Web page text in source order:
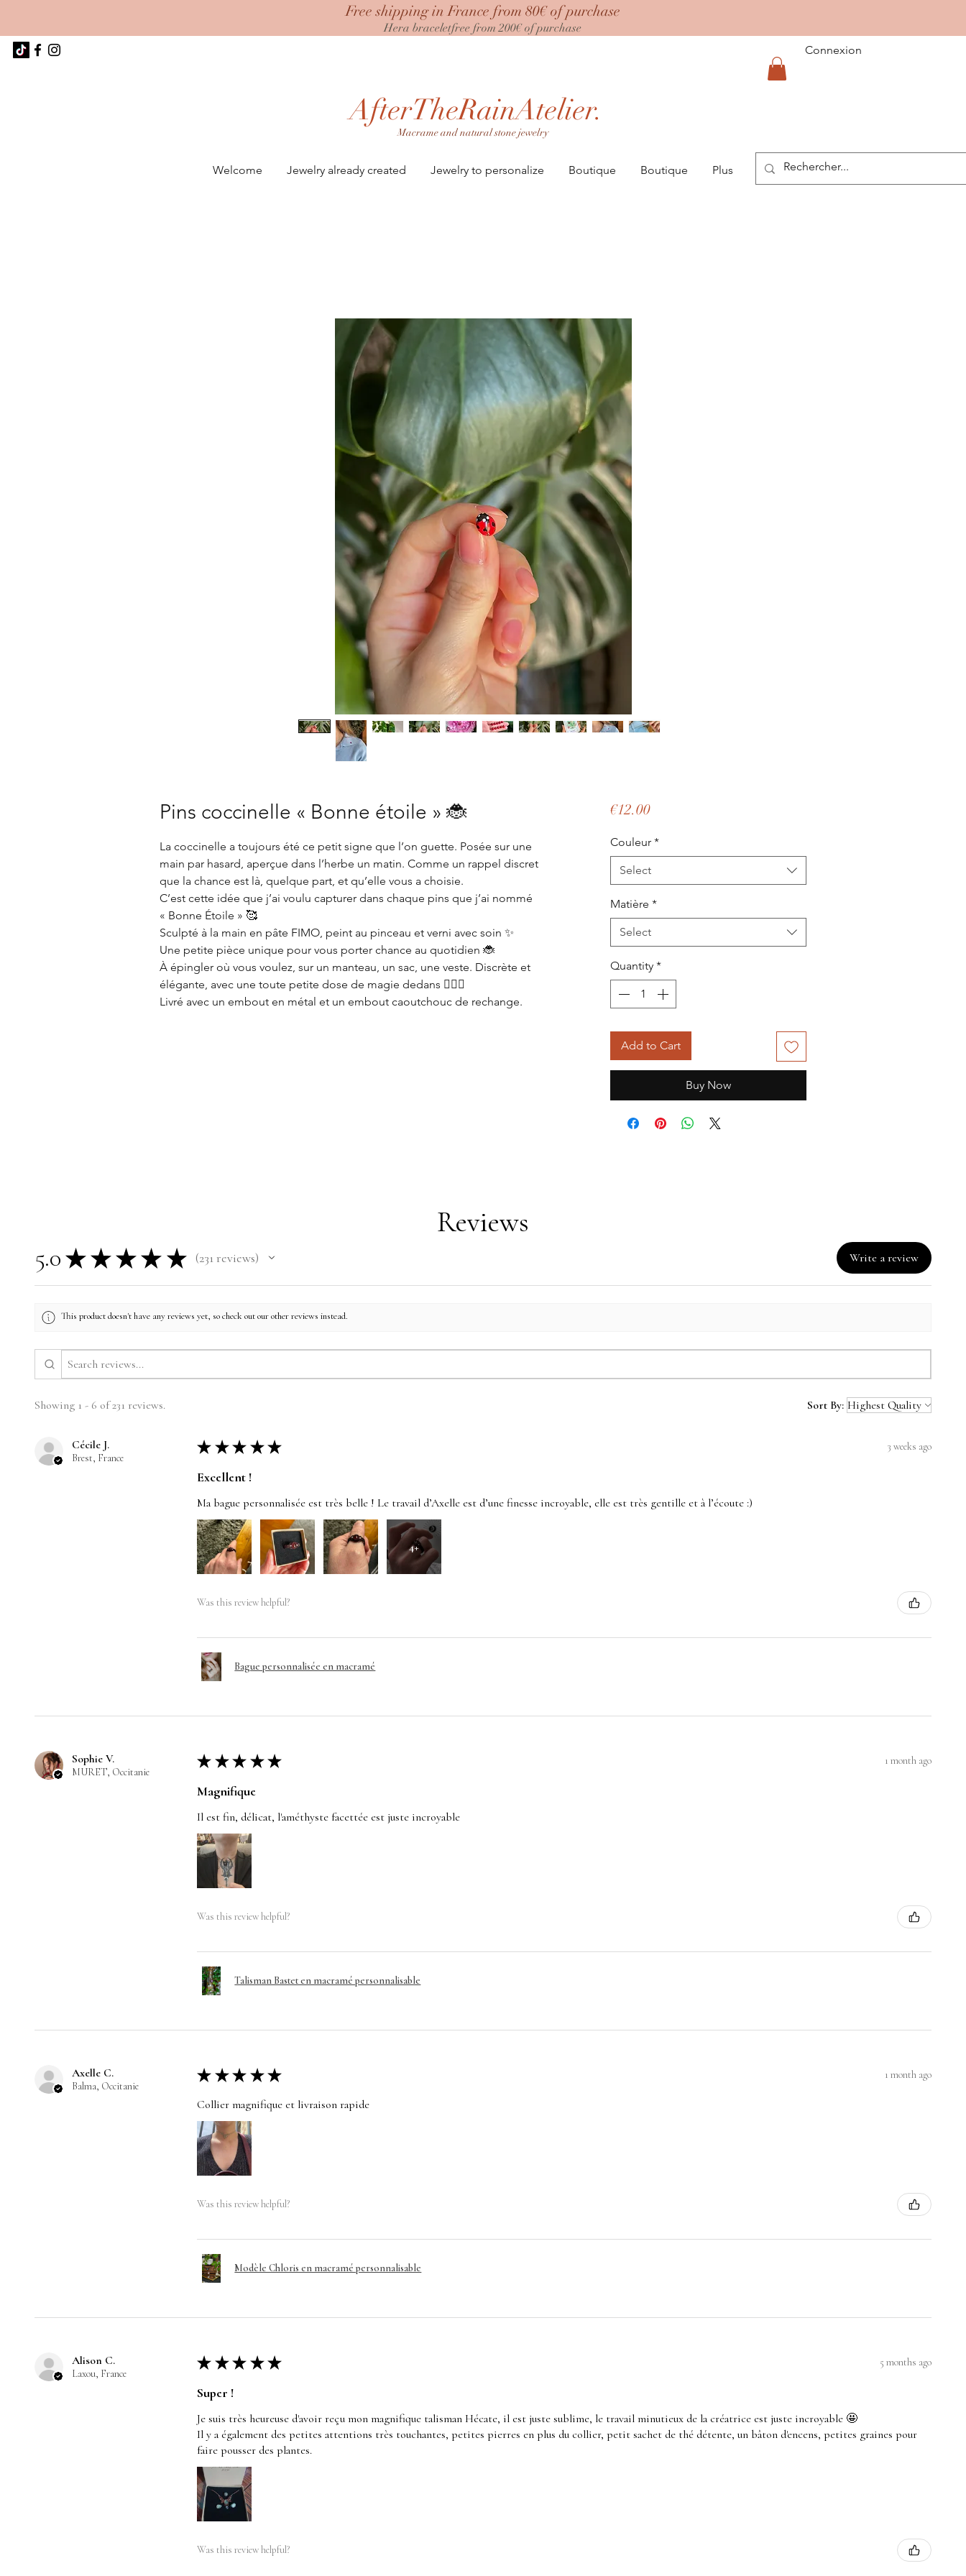
Connexion
Free shipping in France from 80€ of purchase
Hera braceletfree from 200€ of purchase
AfterTheRainAtelier.
Macrame and natural stone jewelry
Welcome Jewelry already created Jewelry to personalize Boutique Boutique Plus
Pins coccinelle « Bonne étoile » 🐞
La coccinelle a toujours été ce petit signe que l’on guette. Posée sur une
main par hasard, aperçue dans l’herbe un matin. Comme un rappel discret
que la chance est là, quelque part, et qu’elle vous a choisie.
C’est cette idée que j’ai voulu capturer dans chaque pins que j’ai nommé
« Bonne Étoile » 🥰
Sculpté à la main en pâte FIMO, peint au pinceau et verni avec soin ✨
Une petite pièce unique pour vous porter chance au quotidien 🐞
À épingler où vous voulez, sur un manteau, un sac, une veste. Discrète et
élégante, avec une toute petite dose de magie dedans 🧚🏼‍♀️
Livré avec un embout en métal et un embout caoutchouc de rechange.
€12.00Price
Couleur *
Select
Matière *
Select
Quantity *
Add to Cart
Buy Now
Reviews
5.0 ★ ★ ★ ★ ★ 231reviews
231 Write a review
This product doesn't have any reviews yet, so check out our other reviews instead.
Showing 1 - 6 of 231 reviews. Sort By:
Cécile J.
Brest, France
★ ★ ★ ★ ★ 3 weeks ago
Excellent !
Ma bague personnalisée est très belle ! Le travail d’Axelle est d’une finesse incroyable, elle est très gentille et à l’écoute :)
4+
Was this review helpful?
Bague personnalisée en macramé
Sophie V.
MURET, Occitanie
★ ★ ★ ★ ★ 1 month ago
Magnifique
Il est fin, délicat, l'améthyste facettée est juste incroyable
Was this review helpful?
Talisman Bastet en macramé personnalisable
Axelle C.
Balma, Occitanie
★ ★ ★ ★ ★ 1 month ago
Collier magnifique et livraison rapide
Was this review helpful?
Modèle Chloris en macramé personnalisable
Alison C.
Laxou, France
★ ★ ★ ★ ★ 5 months ago
Super !
Je suis très heureuse d'avoir reçu mon magnifique talisman Hécate, il est juste sublime, le travail minutieux de la créatrice est juste incroyable 🤩
Il y a également des petites attentions très touchantes, petites pierres en plus du collier, petit sachet de thé détente, un bâton d'encens, petites graines pour
faire pousser des plantes.
Was this review helpful?